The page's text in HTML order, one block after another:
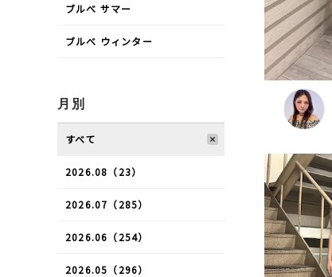
ブルべ サマー
ブルべ ウィンター
月別
すべて
2026.08（23）
2026.07（285）
2026.06（254）
2026.05（296）